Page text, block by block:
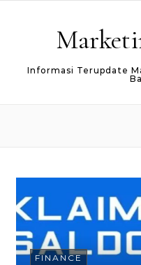
Informasi Terupdate
FINANCE